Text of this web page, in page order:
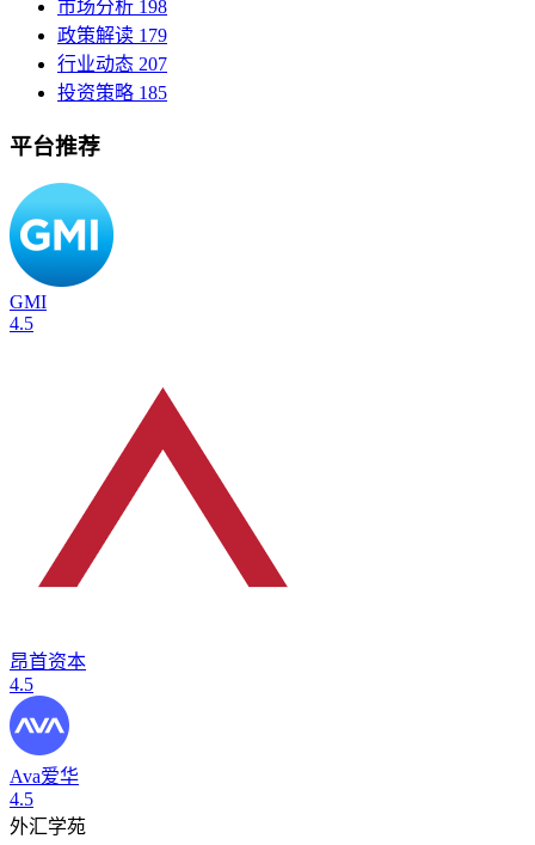
市场分析 198
政策解读 179
行业动态 207
投资策略 185
平台推荐
GMI
4.5
昂首资本
4.5
Ava爱华
4.5
外汇学苑